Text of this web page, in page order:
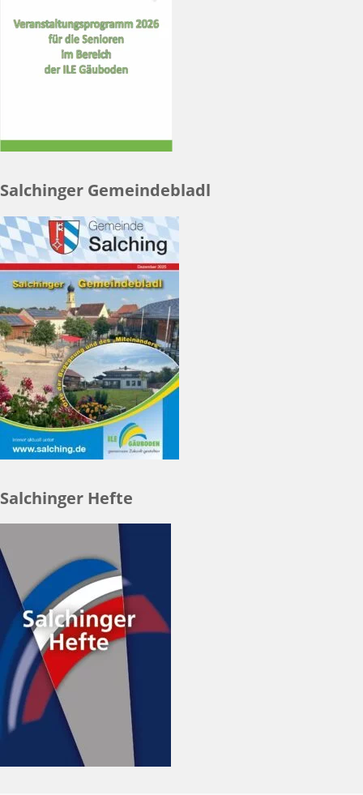
Salchinger Gemeindebladl
Salchinger Hefte